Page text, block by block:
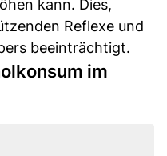
kann. Dies,
Reflexe und
beeinträchtigt.
im